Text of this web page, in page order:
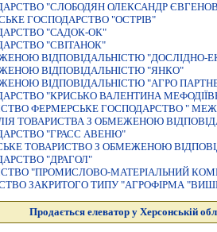
"СЛОБОДЯН ОЛЕКСАНДР
ГОСПОДАРСТВО "ОСТРІВ"
"САДОК-ОК"
"СВIТАНОК"
ВIДПОВIДАЛЬНIСТЮ "ДОСЛIДНО-
ВIДПОВIДАЛЬНIСТЮ "ЯНКО"
ВІДПОВІДАЛЬНІСТЮ "АГРО
"КРИСЬКО ВАЛЕНТИНА
ФЕРМЕРСЬКЕ ГОСПОДАРСТВО "
ТОВАРИСТВА З ОБМЕЖЕНОЮ
"ГРАСС АВЕНЮ"
ТОВАРИСТВО З ОБМЕЖЕНОЮ
"ДРАГОЛ"
"ПРОМИСЛОВО-МАТЕРIАЛЬНИЙ
ЗАКРИТОГО ТИПУ "АГРОФІРМА
Продається елеватор у Херсонській